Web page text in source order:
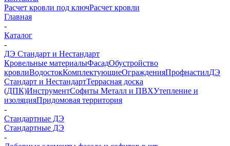
Расчет кровли под ключРасчет кровли
Главная
-
Каталог
-
ДЭ Стандарт и Нестандарт
Кровельные материалыФасадОбустройство
кровлиВодостокКомплектующиеОгражденияПрофнастилДЭ
Стандарт и НестандартТеррасная доска
(ДПК)ИнструментСофиты Металл и ПВХУтепление и
изоляцияПридомовая территория
-
Стандартные ДЭ
Стандартные ДЭ
-